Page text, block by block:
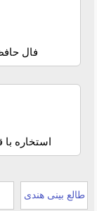
فال
استخاره با
طالع بینی هندی